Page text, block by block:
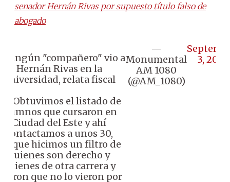
senador Hernán Rivas por supuesto título falso de
abogado
Ningún "compañero" vio a
Hernán Rivas en la
universidad, relata fiscal
"Obtuvimos el listado de
alumnos que cursaron en
Ciudad del Este y ahí
contactamos a unos 30,
hicimos un filtro de
quienes son derecho y
quienes de otra carrera y
que no lo vieron por
—
Monumental
AM 1080
(@AM_1080)
3, 2025